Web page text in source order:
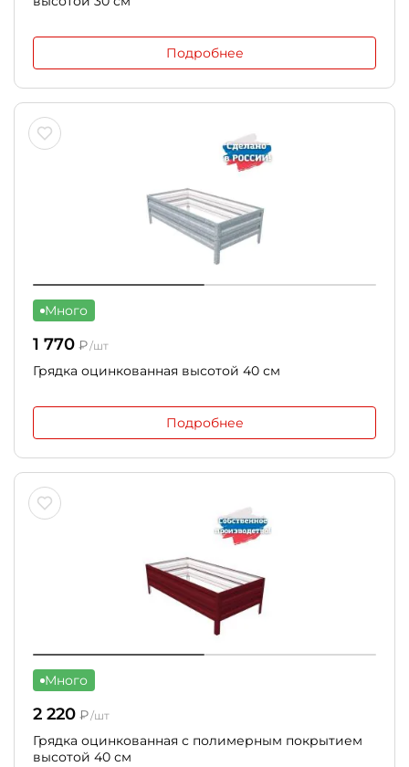
Подробнее
Много
1 770 ₽/шт
Грядка оцинкованная высотой 40 см
Подробнее
Много
2 220 ₽/шт
Грядка оцинкованная с полимерным покрытием
высотой 40 см